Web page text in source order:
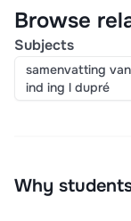
Browse
Subjects
samenvatting
ind ing l dupré
Why